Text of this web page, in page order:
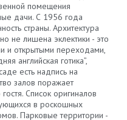
помещения
дачи. С 1956 года
страны. Архитектура
не лишена эклектики - это
и открытыми переходами,
английская готика”,
есть надпись на
залов поражает
Список оригиналов
в роскошных
Парковые территории -